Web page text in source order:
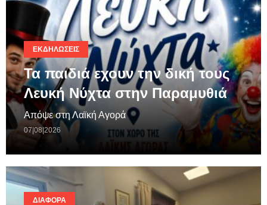
ΕΚΔΗΛΏΣΕΙΣ
Τα παιδιά εχουν την δική τους
Λευκή Νύχτα στην Παραμυθιά
Απόψε στη Λαϊκή Αγορά
07|08|2026
ΔΙΆΦΟΡΑ